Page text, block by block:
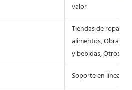
valor
Tiendas de ropa,
alimentos, Obras
y bebidas, Otros
Soporte en línea,